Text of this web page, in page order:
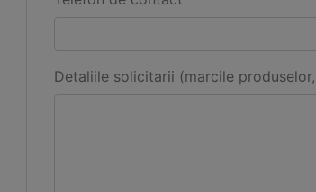
Detaliile solicitarii (marcile